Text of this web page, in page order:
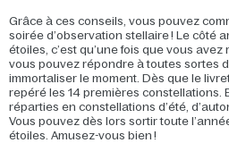
Grâce à ces conseils, vous pouvez
soirée d’observation stellaire ! Le côté
étoiles, c’est qu’une fois que vous
vous pouvez répondre à toutes sortes
immortaliser le moment. Dès que le
repéré les 14 premières constellations.
réparties en constellations d’été,
Vous pouvez dès lors sortir toute
étoiles. Amusez-vous bien !